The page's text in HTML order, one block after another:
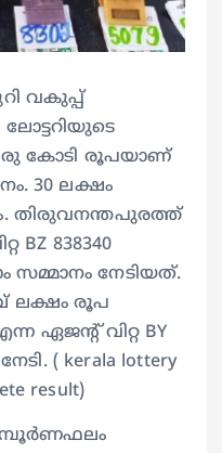
വകുപ്പ്
കോടി രൂപയാണ്
30 ലക്ഷം
തിരുവനന്തപുരത്ത്
BZ 838340
സമ്മാനം നേടിയത്.
ലക്ഷം രൂപ
ഏജന്റ് വിറ്റ BY
( kerala lottery
result)